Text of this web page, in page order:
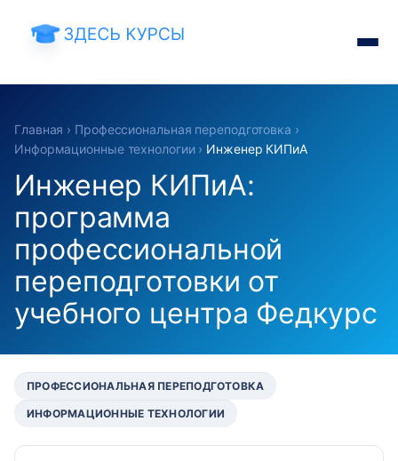
Главная › Профессиональная переподготовка ›
Информационные технологии› Инженер КИПиА
Инженер КИПиА:
программа
профессиональной
переподготовки от
учебного центра Федкурс
ПРОФЕССИОНАЛЬНАЯ ПЕРЕПОДГОТОВКА
ИНФОРМАЦИОННЫЕ ТЕХНОЛОГИИ